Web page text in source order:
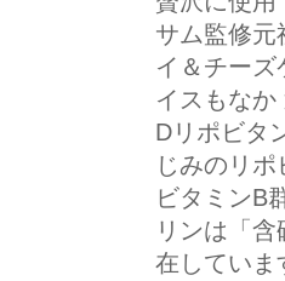
サム監修元
イ＆チー
イスもな
Dリポビタ
じみのリ
ビタミンB
リンは「
在していま